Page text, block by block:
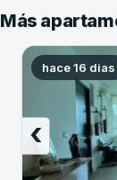
Más
hace 16 dias
‹